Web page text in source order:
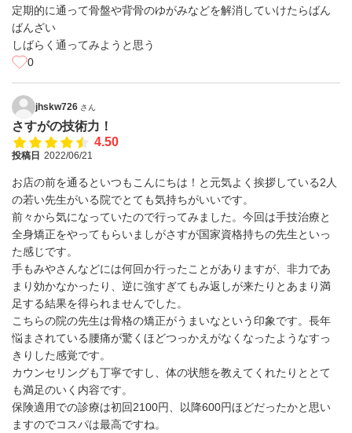
定期的に通って骨盤や背骨のゆがみなどを解消していけたらばん
ばんざい
しばらく通ってみようと思う
0
jhskw726 さん
さすがの技術力！
4.50
投稿日 2022/06/21
お店の前を通るといつもこんにちは！と元気よく挨拶している2人
の若い先生がいる院でとても気持ちがいいです。
前々から気になっていたので行ってみました。今回は手技治療と
全身矯正をやってもらいましがさすが国家資格持ちの先生といっ
た感じです。
手もみやさんなどには何回か行ったことがありますが、非力であ
まり効かなかったり、逆に強すぎてもみ返しが来たりとあまり満
足する結果を得られませんでした。
こちらの院の先生は骨格の矯正がうまいなという印象です。長年
悩まされている腰痛が驚くほどつっかえがなくなったようなすっ
きりした感覚です。
カウンセリングも丁寧ですし、体の状態を教えてくれたりととて
も満足のいく内容です。
保険適用での診療は初回2100円、以降600円ほどだったかと思い
ますのでコスパは最高ですね。